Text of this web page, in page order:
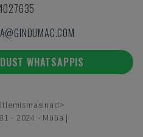
WHATSAPPIS
- 2024 - Müüa |